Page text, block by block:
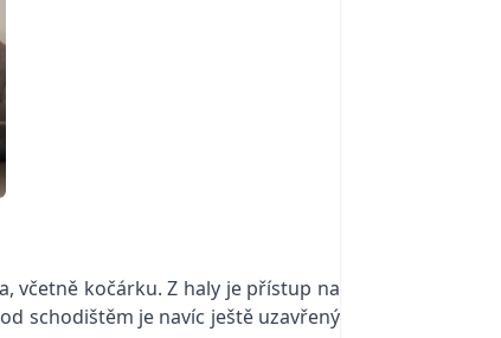
včetně kočárku. Z haly je přístup na
schodištěm je navíc ještě uzavřený